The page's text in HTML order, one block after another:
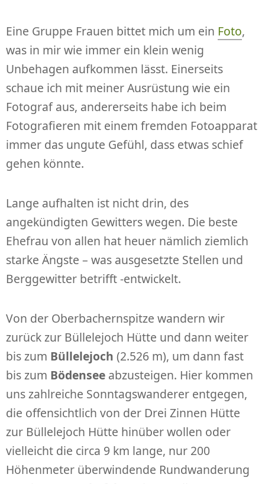
Eine Gruppe Frauen bittet mich um ein Foto,
was in mir wie immer ein klein wenig
Unbehagen aufkommen lässt. Einerseits
schaue ich mit meiner Ausrüstung wie ein
Fotograf aus, andererseits habe ich beim
Fotografieren mit einem fremden Fotoapparat
immer das ungute Gefühl, dass etwas schief
gehen könnte.
Lange aufhalten ist nicht drin, des
angekündigten Gewitters wegen. Die beste
Ehefrau von allen hat heuer nämlich ziemlich
starke Ängste – was ausgesetzte Stellen und
Berggewitter betrifft -entwickelt.
Von der Oberbachernspitze wandern wir
zurück zur Büllelejoch Hütte und dann weiter
bis zum Büllelejoch (2.526 m), um dann fast
bis zum Bödensee abzusteigen. Hier kommen
uns zahlreiche Sonntagswanderer entgegen,
die offensichtlich von der Drei Zinnen Hütte
zur Büllelejoch Hütte hinüber wollen oder
vielleicht die circa 9 km lange, nur 200
Höhenmeter überwindende Rundwanderung